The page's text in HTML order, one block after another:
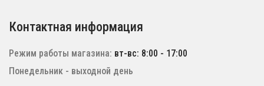
Контактная информация
Режим работы магазина: вт-вс: 8:00 - 17:00
Понедельник - выходной день